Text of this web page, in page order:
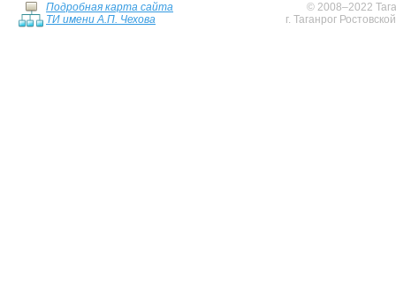
Подробная карта сайта
ТИ имени А.П. Чехова
© 2008–2022
г. Таганрог